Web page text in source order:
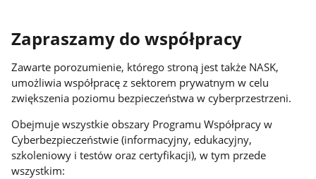
Zapraszamy do współpracy
Zawarte porozumienie, którego stroną jest także NASK,
umożliwia współpracę z sektorem prywatnym w celu
zwiększenia poziomu bezpieczeństwa w cyberprzestrzeni.
Obejmuje wszystkie obszary Programu Współpracy w
Cyberbezpieczeństwie (informacyjny, edukacyjny,
szkoleniowy i testów oraz certyfikacji), w tym przede
wszystkim: